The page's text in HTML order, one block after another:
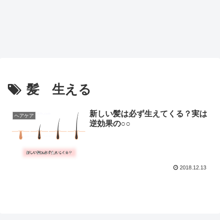
髪 生える
ヘアケア
新しい髪は必ず生えてくる？実は
逆効果の○○
2018.12.13